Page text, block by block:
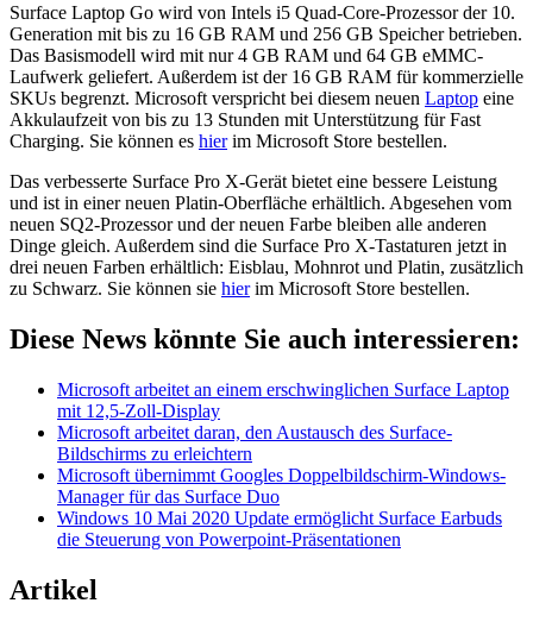
Surface Laptop Go wird von Intels i5 Quad-Core-Prozessor der 10.
Generation mit bis zu 16 GB RAM und 256 GB Speicher betrieben.
Das Basismodell wird mit nur 4 GB RAM und 64 GB eMMC-
Laufwerk geliefert. Außerdem ist der 16 GB RAM für kommerzielle
SKUs begrenzt. Microsoft verspricht bei diesem neuen Laptop eine
Akkulaufzeit von bis zu 13 Stunden mit Unterstützung für Fast
Charging. Sie können es hierim Microsoft Store bestellen.
Das verbesserte Surface Pro X-Gerät bietet eine bessere Leistung
und ist in einer neuen Platin-Oberfläche erhältlich. Abgesehen vom
neuen SQ2-Prozessor und der neuen Farbe bleiben alle anderen
Dinge gleich. Außerdem sind die Surface Pro X-Tastaturen jetzt in
drei neuen Farben erhältlich: Eisblau, Mohnrot und Platin, zusätzlich
zu Schwarz. Sie können sie hierim Microsoft Store bestellen.
Diese News könnte Sie auch interessieren:
Microsoft arbeitet an einem erschwinglichen Surface Laptop
mit 12,5-Zoll-Display
Microsoft arbeitet daran, den Austausch des Surface-
Bildschirms zu erleichtern
Microsoft übernimmt Googles Doppelbildschirm-Windows-
Manager für das Surface Duo
Windows 10 Mai 2020 Update ermöglicht Surface Earbuds
die Steuerung von Powerpoint-Präsentationen
Artikel